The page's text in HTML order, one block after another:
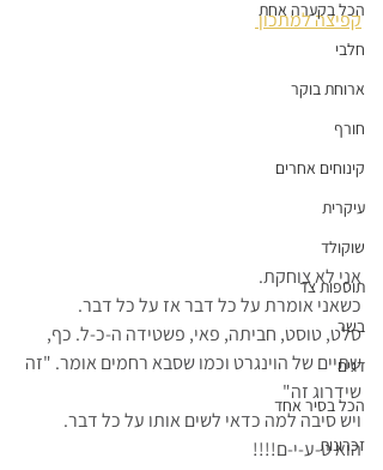
הכל בקערה אחת
חלבי
ארוחת בוקר
חורף
קינוחים אחרים
עיקרית
שוקולד
תוספות צד
בשר
דגים
הכל בסיר אחד
זכרונות
קפיצה למתכון
אני לא צוחקת.
כשאני אומרת על כל דבר אז על כל דבר.
סלט, טוסט, חביתה, פאי, פשטידה ה-כ-ל. כף,
שתיים של הוינגרט וכמו שסבא רחמים אומר. "זה
שידרוג זה"
ויש סיבה למה כדאי לשים אותו על כל דבר.
הוא ט-ע-י-ם!!!!